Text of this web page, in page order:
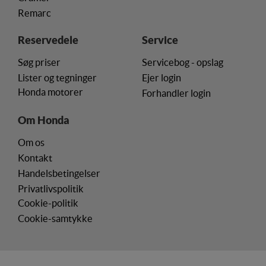
Remarc
Reservedele
Søg priser
Lister og tegninger
Honda motorer
Service
Servicebog - opslag
Ejer login
Forhandler login
Om Honda
Om os
Kontakt
Handelsbetingelser
Privatlivspolitik
Cookie-politik
Cookie-samtykke
bruger.
Markedsføring
indsamler brugerens digitale fodspor på tværs af
flere hjemmesider og registrerer, hvad brugeren
interesserer sig for/søger på for at kunne vise
personrettede annoncer, når denne færdes på
internettet.